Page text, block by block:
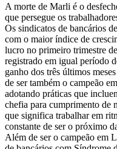
A morte de Marli é o
que persegue os
Os sindicatos de bancários
com o maior índice de
lucro no primeiro trimestre
registrado em igual período
ganho dos três últimos
de ser também o campeão
adotando práticas que
chefia para cumprimento de
que significa trabalhar em
constante de ser o próximo
Além de ser o campeão em